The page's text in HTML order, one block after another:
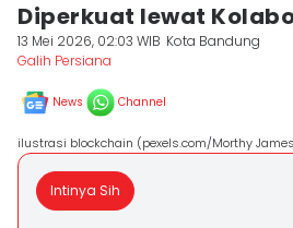
Diperkuat lewat
13 Mei 2026, 02:03 WIB Kota Bandung
Galih Persiana
News Channel
ilustrasi blockchain (pexels.com/Morthy
Intinya Sih